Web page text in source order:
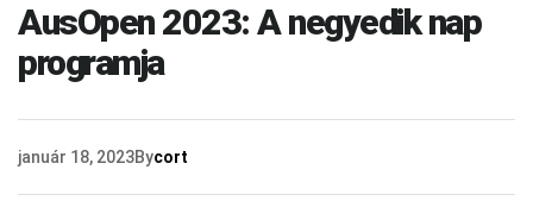
AusOpen 2023: A negyedik nap
programja
január 18, 2023Bycort